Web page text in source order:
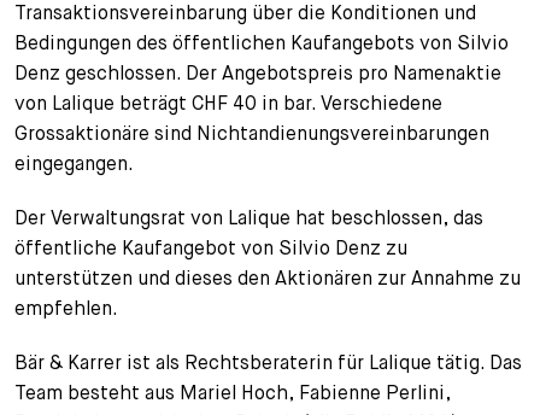
Assistenzen
Transaktionsvereinbarung über die Konditionen und
Bedingungen des öffentlichen Kaufangebots von Silvio
Denz geschlossen. Der Angebotspreis pro Namenaktie
von Lalique beträgt CHF 40 in bar. Verschiedene
Grossaktionäre sind Nichtandienungsvereinbarungen
eingegangen.
Der Verwaltungsrat von Lalique hat beschlossen, das
öffentliche Kaufangebot von Silvio Denz zu
unterstützen und dieses den Aktionären zur Annahme zu
empfehlen.
Bär & Karrer ist als Rechtsberaterin für Lalique tätig. Das
Team besteht aus Mariel Hoch, Fabienne Perlini,